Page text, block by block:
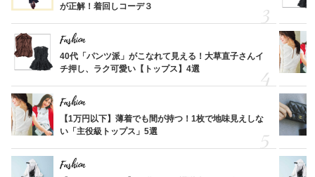
が正解！着回しコーデ３
Fashion
40代「パンツ派」がこなれて見える！大草直子さんイ
チ押し、ラク可愛い【トップス】4選
Fashion
【1万円以下】薄着でも間が持つ！1枚で地味見えしな
い「主役級トップス」5選
Fashion